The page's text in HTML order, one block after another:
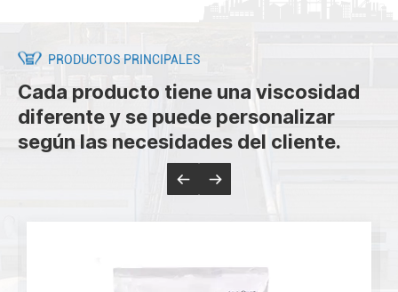
PRODUCTOS PRINCIPALES
Cada producto tiene una viscosidad
diferente y se puede personalizar
según las necesidades del cliente.